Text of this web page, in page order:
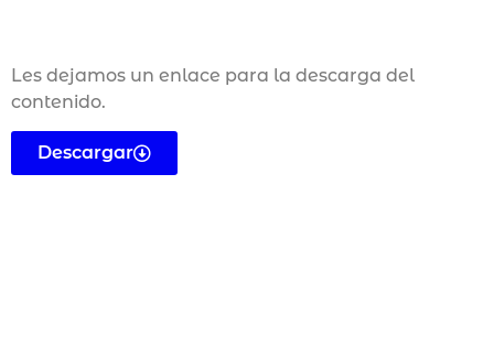
Les dejamos un enlace para la descarga del
contenido.
Descargar